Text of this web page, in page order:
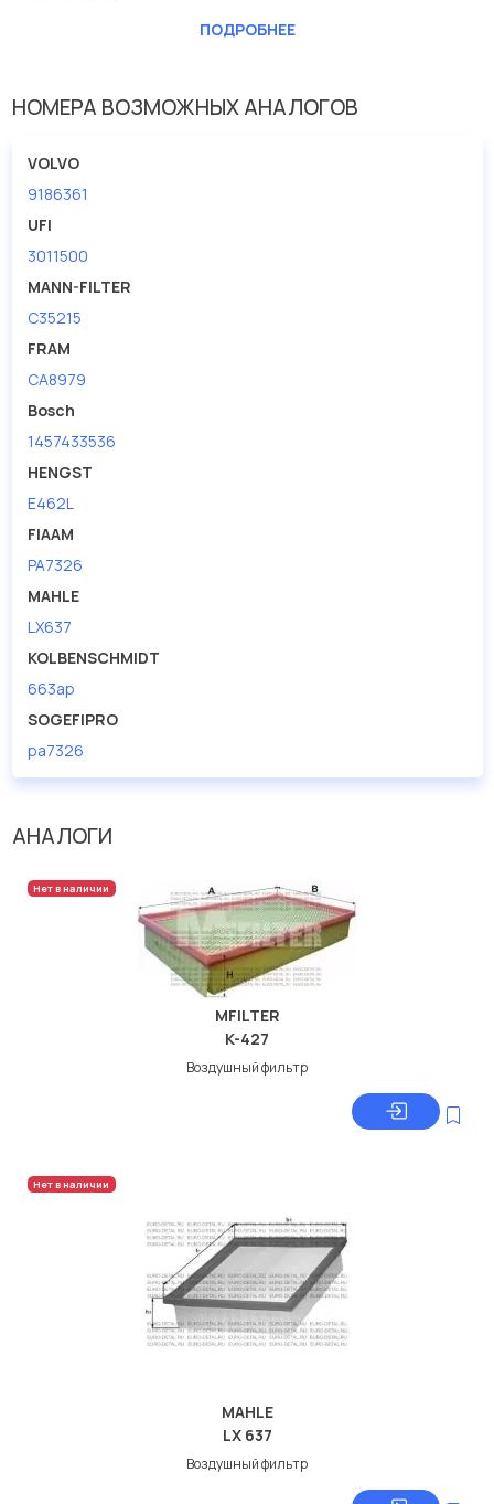
355
ПОДРОБНЕЕ
НОМЕРА ВОЗМОЖНЫХ АНАЛОГОВ
VOLVO
9186361
UFI
3011500
MANN-FILTER
C35215
FRAM
CA8979
Bosch
1457433536
HENGST
E462L
FIAAM
PA7326
MAHLE
LX637
KOLBENSCHMIDT
663ap
SOGEFIPRO
pa7326
АНАЛОГИ
Нет в наличии
MFILTER
K-427
Воздушный фильтр
Нет в наличии
MAHLE
LX 637
Воздушный фильтр